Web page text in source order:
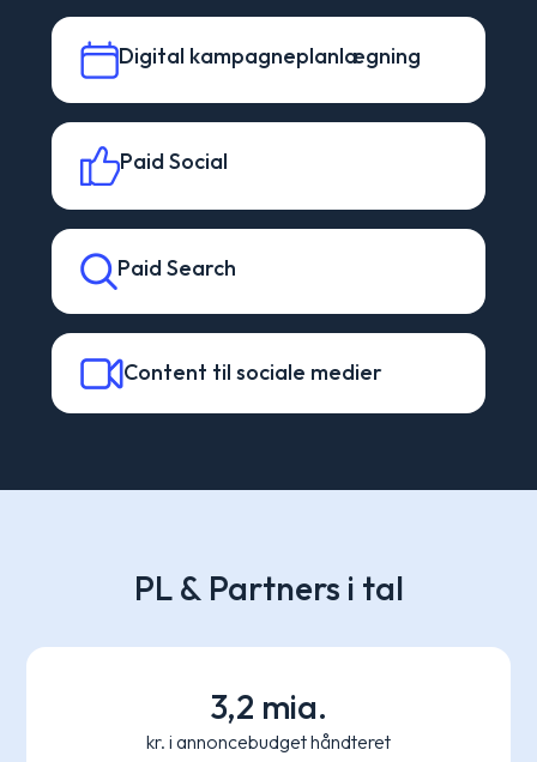
Digital kampagneplanlægning
Paid Social
Paid Search
Content til sociale medier
PL & Partners i tal
3,2 mia.
kr. i annoncebudget håndteret